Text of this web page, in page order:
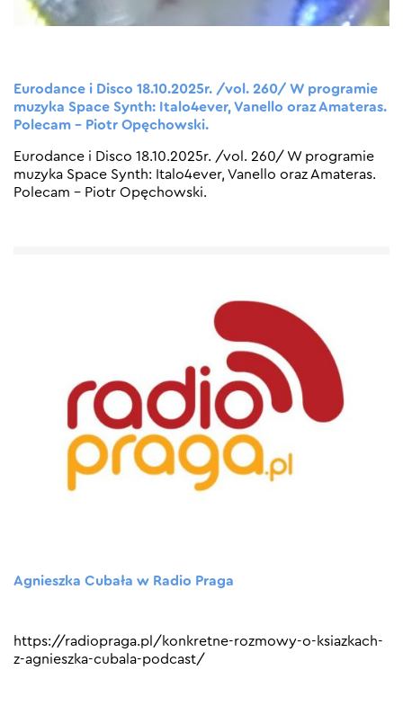
Eurodance i Disco 18.10.2025r. /vol. 260/ W programie
muzyka Space Synth: Italo4ever, Vanello oraz Amateras.
Polecam – Piotr Opęchowski.
Eurodance i Disco 18.10.2025r. /vol. 260/ W programie
muzyka Space Synth: Italo4ever, Vanello oraz Amateras.
Polecam – Piotr Opęchowski.
Agnieszka Cubała w Radio Praga
https://radiopraga.pl/konkretne-rozmowy-o-ksiazkach-
z-agnieszka-cubala-podcast/